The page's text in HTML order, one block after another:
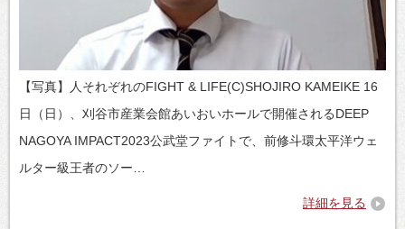
【写真】人それぞれのFIGHT & LIFE(C)SHOJIRO KAMEIKE 16
日（日）、刈谷市産業会館あいおいホールで開催されるDEEP
NAGOYA IMPACT2023公武堂ファイトで、前修斗環太平洋ウェ
ルター級王者のソー…
詳細を見る